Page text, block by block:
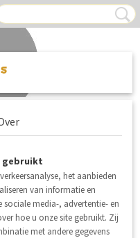
gebruikt
het aanbieden
van informatie en
sociale media-, advertentie- en
hoe u onze site gebruikt. Zij
met andere gegevens